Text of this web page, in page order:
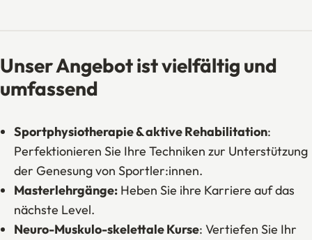
Unser Angebot ist vielfältig und
umfassend
Sportphysiotherapie & aktive Rehabilitation:
Perfektionieren Sie Ihre Techniken zur Unterstützung
der Genesung von Sportler:innen.
Masterlehrgänge:Heben Sie ihre Karriere auf das
nächste Level.
Neuro-Muskulo-skelettale Kurse: Vertiefen Sie Ihr